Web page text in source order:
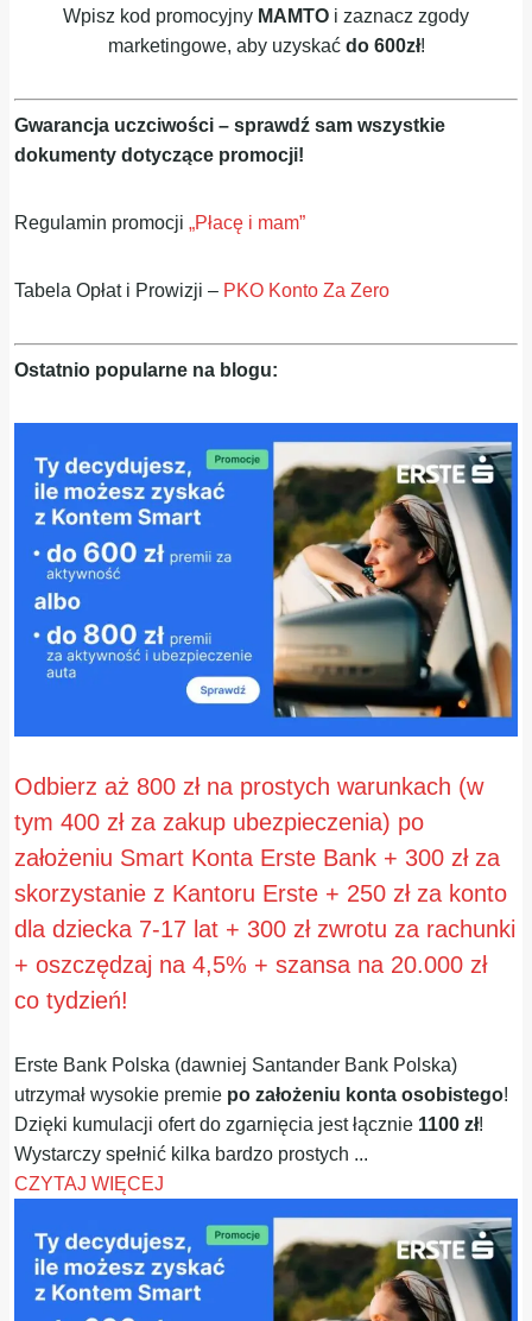
Wpisz kod promocyjny MAMTO i zaznacz zgody
marketingowe, aby uzyskać do 600zł!
Gwarancja uczciwości – sprawdź sam wszystkie
dokumenty dotyczące promocji!
Regulamin promocji„Płacę i mam”
Tabela Opłat i Prowizji – PKO Konto Za Zero
Ostatnio popularne na blogu:
Odbierz aż 800 zł na prostych warunkach (w
tym 400 zł za zakup ubezpieczenia) po
założeniu Smart Konta Erste Bank + 300 zł za
skorzystanie z Kantoru Erste + 250 zł za konto
dla dziecka 7-17 lat + 300 zł zwrotu za rachunki
+ oszczędzaj na 4,5% + szansa na 20.000 zł
co tydzień!
Erste Bank Polska (dawniej Santander Bank Polska)
utrzymał wysokie premie po założeniu konta osobistego!
Dzięki kumulacji ofert do zgarnięcia jest łącznie 1100 zł!
Wystarczy spełnić kilka bardzo prostych ...
CZYTAJ WIĘCEJ